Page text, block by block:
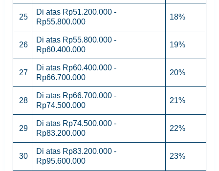
25
Di atas Rp51.200.000 -
Rp55.800.000
18%
26
Di atas Rp55.800.000 -
Rp60.400.000
19%
27
Di atas Rp60.400.000 -
Rp66.700.000
20%
28
Di atas Rp66.700.000 -
Rp74.500.000
21%
29
Di atas Rp74.500.000 -
Rp83.200.000
22%
30
Di atas Rp83.200.000 -
Rp95.600.000
23%